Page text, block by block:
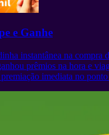
e Ganhe
instantânea na compra
prêmios na hora e
imediata no